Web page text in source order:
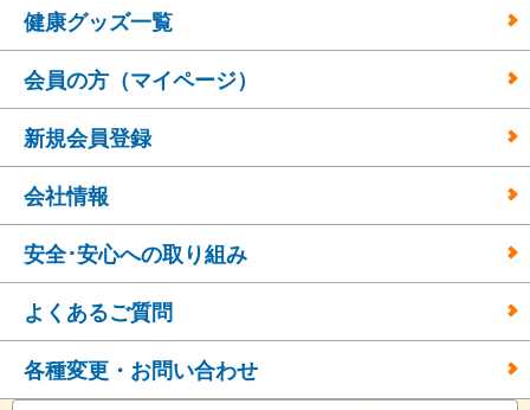
健康グッズ一覧
会員の方（マイページ）
新規会員登録
会社情報
安全･安心への取り組み
よくあるご質問
各種変更・お問い合わせ